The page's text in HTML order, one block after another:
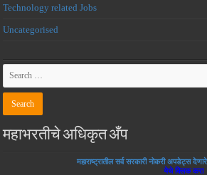
Technology related Jobs
Uncategorised
महाभरतीचे अधिकृत अँप
महाराष्ट्रातील सर्व सरकारी नोकरी अपडेट्स
येथे क्लिक करा